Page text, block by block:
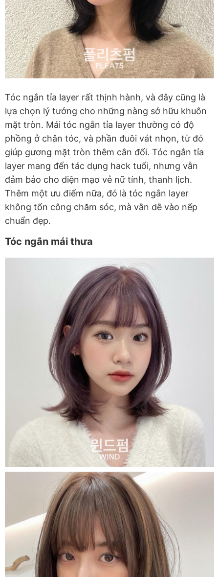
Tóc ngắn tỉa layer rất thịnh hành, và đây cũng là
lựa chọn lý tưởng cho những nàng sở hữu khuôn
mặt tròn. Mái tóc ngắn tỉa layer thường có độ
phồng ở chân tóc, và phần đuôi vát nhọn, từ đó
giúp gương mặt tròn thêm cân đối. Tóc ngắn tỉa
layer mang đến tác dụng hack tuổi, nhưng vẫn
đảm bảo cho diện mạo vẻ nữ tính, thanh lịch.
Thêm một ưu điểm nữa, đó là tóc ngắn layer
không tốn công chăm sóc, mà vẫn dễ vào nếp
chuẩn đẹp.
Tóc ngắn mái thưa